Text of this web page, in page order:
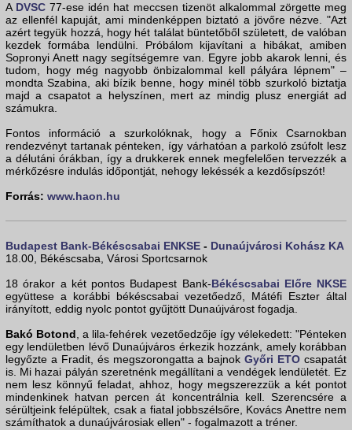
A DVSC 77-ese idén hat meccsen tizenöt alkalommal zörgette meg
az ellenfél kapuját, ami mindenképpen biztató a jövőre nézve. "Azt
azért tegyük hozzá, hogy hét találat büntetőből született, de valóban
kezdek formába lendülni. Próbálom kijavítani a hibákat, amiben
Sopronyi Anett nagy segítségemre van. Egyre jobb akarok lenni, és
tudom, hogy még nagyobb önbizalommal kell pályára lépnem" –
mondta Szabina, aki bízik benne, hogy minél több szurkoló biztatja
majd a csapatot a helyszínen, mert az mindig plusz energiát ad
számukra.
Fontos információ a szurkolóknak, hogy a Főnix Csarnokban
rendezvényt tartanak pénteken, így várhatóan a parkoló zsúfolt lesz
a délutáni órákban, így a drukkerek ennek megfelelően tervezzék a
mérkőzésre indulás időpontját, nehogy lekéssék a kezdősípszót!
Forrás: www.haon.hu
Budapest Bank-Békéscsabai ENKSE - Dunaújvárosi Kohász KA
18.00, Békéscsaba, Városi Sportcsarnok
18 órakor a két pontos Budapest Bank-Békéscsabai Előre NKSE
együttese a korábbi békéscsabai vezetőedző, Mátéfi Eszter által
irányított, eddig nyolc pontot gyűjtött Dunaújvárost fogadja.
Bakó Botond, a lila-fehérek vezetőedzője így vélekedett: "Pénteken
egy lendületben lévő Dunaújváros érkezik hozzánk, amely korábban
legyőzte a Fradit, és megszorongatta a bajnokGyőri ETO csapatát
is. Mi hazai pályán szeretnénk megállítani a vendégek lendületét. Ez
nem lesz könnyű feladat, ahhoz, hogy megszerezzük a két pontot
mindenkinek hatvan percen át koncentrálnia kell. Szerencsére a
sérültjeink felépültek, csak a fiatal jobbszélsőre, Kovács Anettre nem
számíthatok a dunaújvárosiak ellen" - fogalmazott a tréner.